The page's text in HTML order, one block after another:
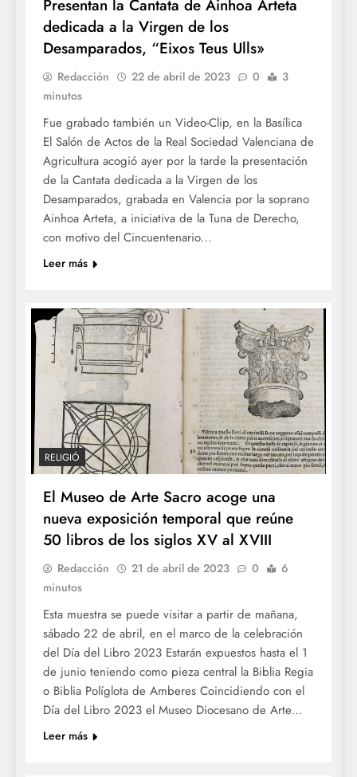
Presentan la Cantata de Ainhoa Arteta
dedicada a la Virgen de los
Desamparados, “Eixos Teus Ulls»
Redacción 22 de abril de 2023 0
3
minutos
Fue grabado también un Video-Clip, en la Basílica
El Salón de Actos de la Real Sociedad Valenciana de
Agricultura acogió ayer por la tarde la presentación
de la Cantata dedicada a la Virgen de los
Desamparados, grabada en Valencia por la soprano
Ainhoa Arteta, a iniciativa de la Tuna de Derecho,
con motivo del Cincuentenario…
Leer más
RELIGIÓ
El Museo de Arte Sacro acoge una
nueva exposición temporal que reúne
50 libros de los siglos XV al XVIII
Redacción 21 de abril de 2023 0
6
minutos
Esta muestra se puede visitar a partir de mañana,
sábado 22 de abril, en el marco de la celebración
del Día del Libro 2023 Estarán expuestos hasta el 1
de junio teniendo como pieza central la Biblia Regia
o Biblia Políglota de Amberes Coincidiendo con el
Día del Libro 2023 el Museo Diocesano de Arte…
Leer más